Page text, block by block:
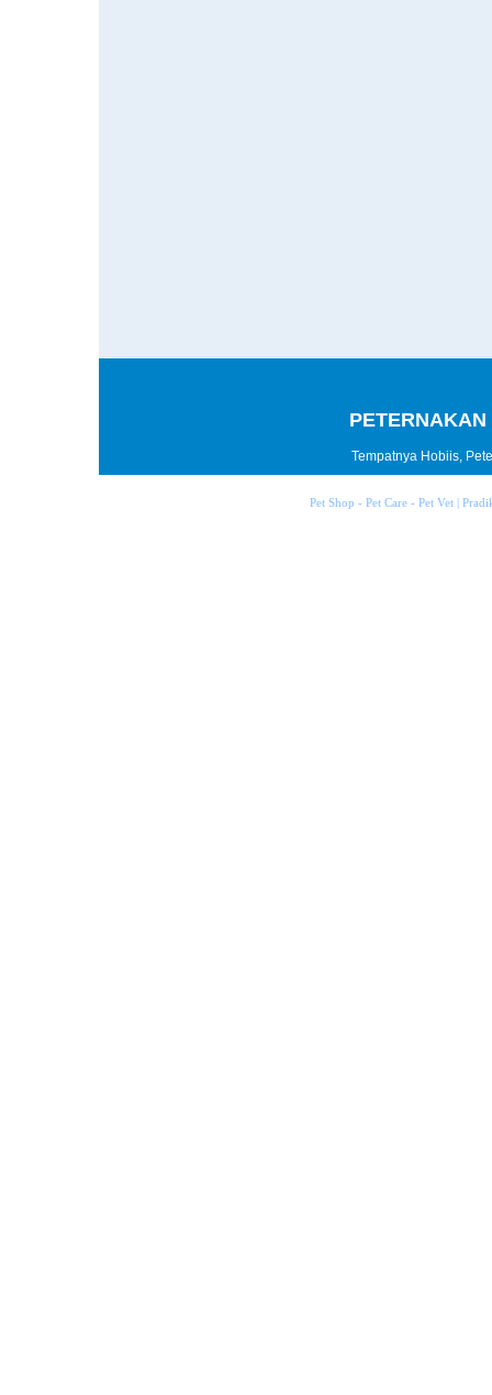
Tempatnya Hobiis,
Pet Shop - Pet Care - Pet Vet |